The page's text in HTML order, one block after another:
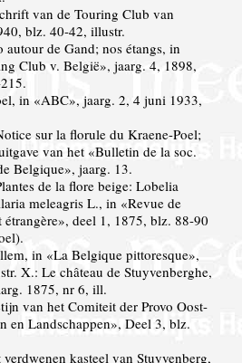
van de Touring Club van
blz. 40-42, illustr.
de Gand; nos étangs, in
Club v. België», jaarg. 4, 1898,
in «ABC», jaarg. 2, 4 juni 1933,
sur la florule du Kraene-Poel;
van het «Bulletin de la soc.
Belgique», jaarg. 13.
de la flore beige: Lobelia
meleagris L., in «Revue de
deel 1, 1875, blz. 88-90
in «La Belgique pittoresque»,
X.: Le château de Stuyvenberghe,
1875, nr 6, ill.
van het Comiteit der Provo Oost-
en Landschappen», Deel 3, blz.
kasteel van Stuyvenberg,